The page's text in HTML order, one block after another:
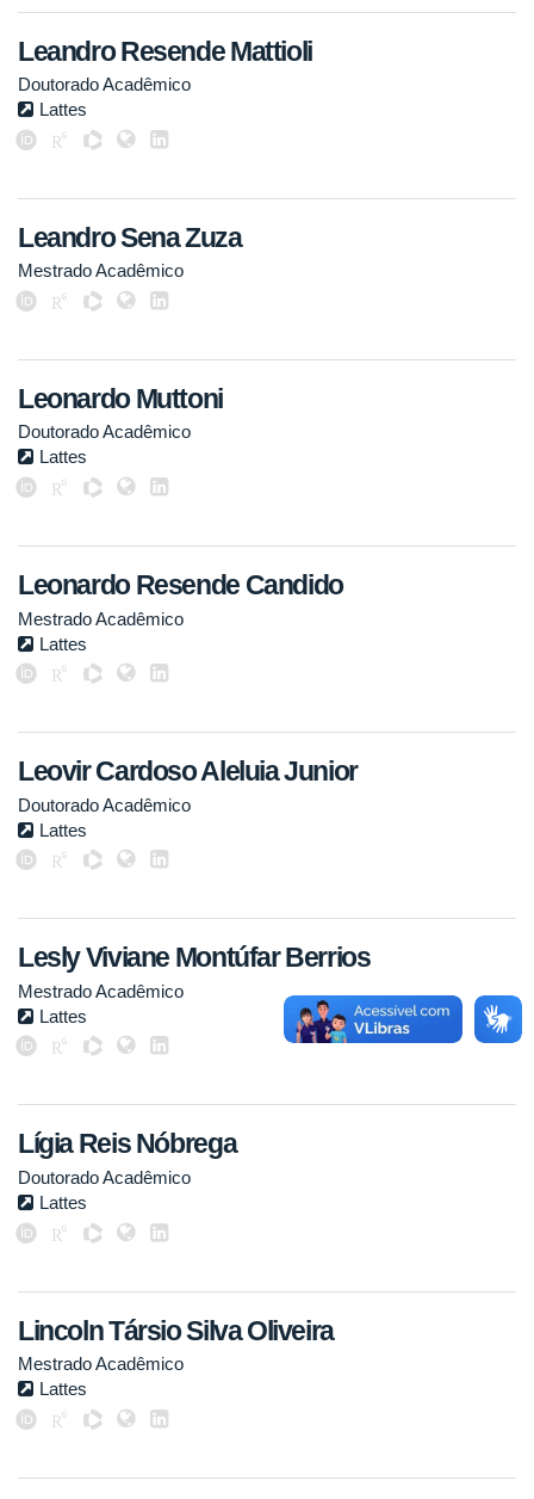
Leandro Resende Mattioli
Doutorado Acadêmico
Lattes
Leandro Sena Zuza
Mestrado Acadêmico
Leonardo Muttoni
Doutorado Acadêmico
Lattes
Leonardo Resende Candido
Mestrado Acadêmico
Lattes
Leovir Cardoso Aleluia Junior
Doutorado Acadêmico
Lattes
Lesly Viviane Montúfar Berrios
Mestrado Acadêmico
Lattes
Lígia Reis Nóbrega
Doutorado Acadêmico
Lattes
Lincoln Társio Silva Oliveira
Mestrado Acadêmico
Lattes